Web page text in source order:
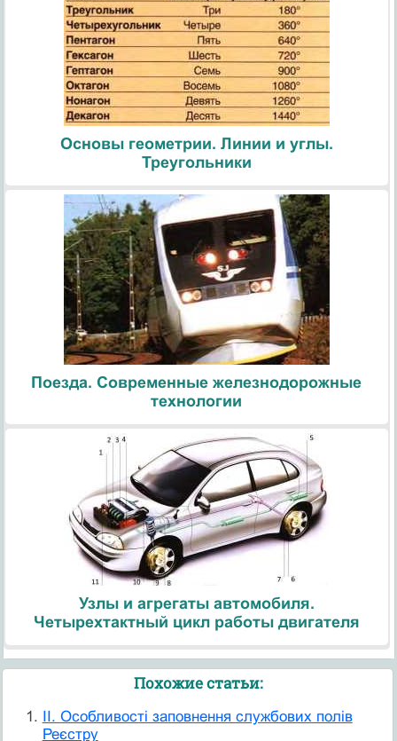
Основы геометрии. Линии и углы.
Треугольники
Поезда. Современные железнодорожные
технологии
Узлы и агрегаты автомобиля.
Четырехтактный цикл работы двигателя
Похожие статьи:
II. Особливості заповнення службових полів
Реєстру